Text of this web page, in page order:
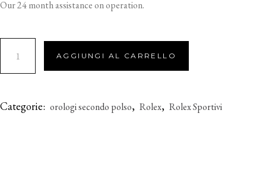
Our 24 month assistance on operation.
AGGIUNGI AL CARRELLO
Categorie: orologi secondo polso, Rolex, Rolex Sportivi